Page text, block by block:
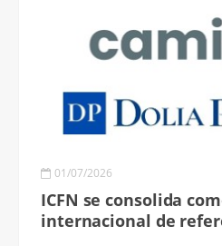
01/07/2026
ICFN se consolida
internacional de